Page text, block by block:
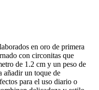
en oro de primera
con circonitas que
de 1.2 cm y un peso de
añadir un toque de
para el uso diario o